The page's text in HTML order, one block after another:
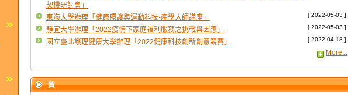
契機研討會」
[ 2022-05-03 ]
東海大學辦理「健康照護與運動科技-產學大師講座」
[ 2022-05-03 ]
靜宜大學辦理「2022疫情下家庭福利服務之挑戰與因應」
[ 2022-04-18 ]
國立臺北護理健康大學辦理「2022健康科技創新創意競賽」
More...
賀